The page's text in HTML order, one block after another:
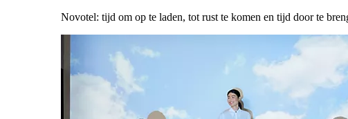
Novotel: tijd om op te laden, tot rust te komen en tijd door te